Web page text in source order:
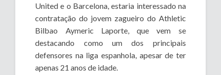
United e o Barcelona, estaria interessado na
contratação do jovem zagueiro do Athletic
Bilbao Aymeric Laporte, que vem se
destacando como um dos principais
defensores na liga espanhola, apesar de ter
apenas 21 anos de idade.